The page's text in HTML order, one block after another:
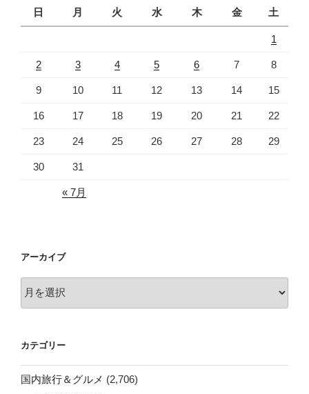
日 月 火 水 木 金 土
1
2 3 4 5 6 7 8
9 10 11 12 13 14 15
16 17 18 19 20 21 22
23 24 25 26 27 28 29
30 31
« 7月
アーカイブ
ー
ブ
カテゴリー
国内旅行＆グルメ (2,706)